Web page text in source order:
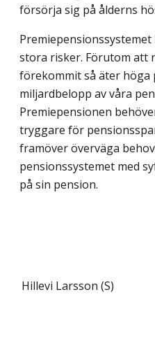
försörja sig på ålderns
stora risker. Förutom att
förekommit så äter
miljardbelopp av våra
Premiepensionen
tryggare för
framöver överväga
pensionssystemet med
på sin pension.
Hillevi Larsson (S)